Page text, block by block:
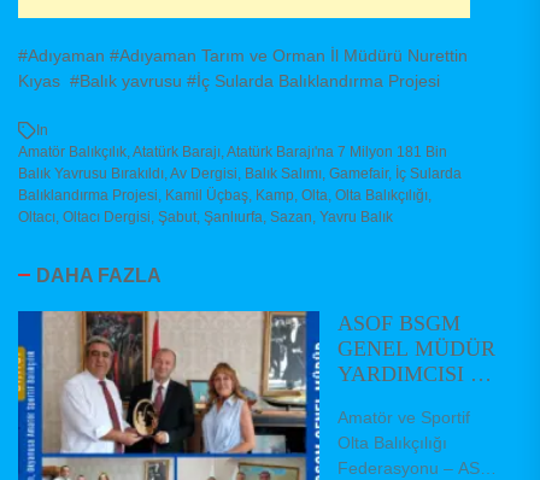
#Adıyaman #Adıyaman Tarım ve Orman İl Müdürü Nurettin
Kıyas #Balık yavrusu #İç Sularda Balıklandırma Projesi
In
Amatör Balıkçılık Atatürk Barajı Atatürk Barajı'na 7 Milyon 181 Bin
Balık Yavrusu Bırakıldı Av Dergisi Balık Salımı Gamefair, İç Sularda
Balıklandırma Projesi Kamil Üçbaş Kamp Olta Olta Balıkçılığı
Oltacı Oltacı Dergisi Şabut Şanlıurfa Sazan Yavru Balık
DAHA FAZLA
ASOF BSGM
GENEL MÜDÜR
YARDIMCISI VE
BAŞKANLARINI
ZİYARET ETTİ
Amatör ve Sportif
Olta Balıkçılığı
Federasyonu – ASOF